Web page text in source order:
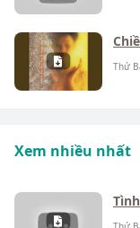
Thứ
Xem nhiều nhất